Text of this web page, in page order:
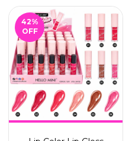
42%
OFF